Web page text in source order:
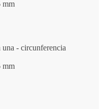
mm
una - circunferencia
mm